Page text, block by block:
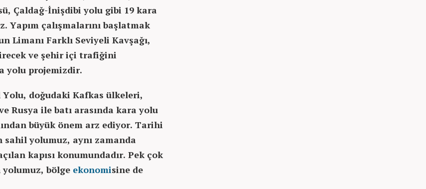
Çaldağ-İnişdibi yolu gibi 19 kara
Yapım çalışmalarını başlatmak
Limanı Farklı Seviyeli Kavşağı,
ve şehir içi trafiğini
yolu projemizdir.
doğudaki Kafkas ülkeleri,
Rusya ile batı arasında kara yolu
büyük önem arz ediyor. Tarihi
yolumuz, aynı zamanda
kapısı konumundadır. Pek çok
bölge ekonomisine de